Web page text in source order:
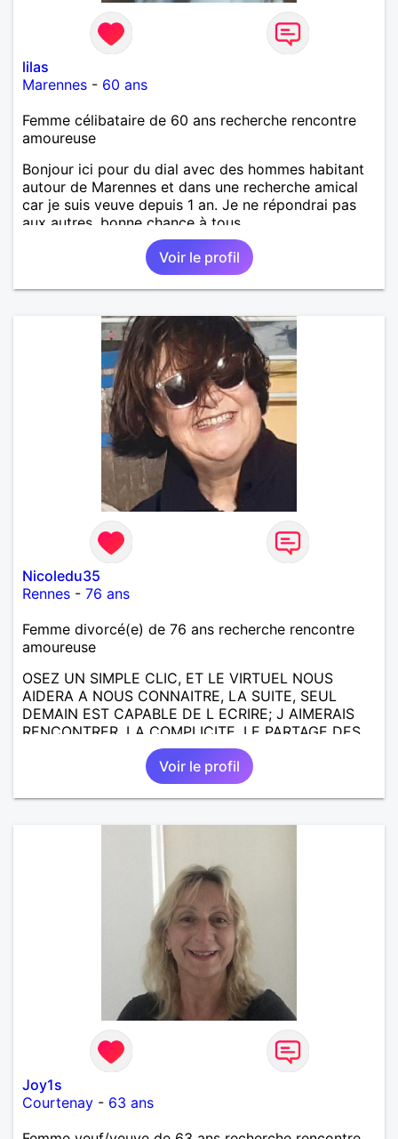
lilas
Marennes - 60 ans
Femme célibataire de 60 ans recherche rencontre
amoureuse
Bonjour ici pour du dial avec des hommes habitant
autour de Marennes et dans une recherche amical
car je suis veuve depuis 1 an. Je ne répondrai pas
aux autres, bonne chance à tous.
Voir le profil
Nicoledu35
Rennes - 76 ans
Femme divorcé(e) de 76 ans recherche rencontre
amoureuse
OSEZ UN SIMPLE CLIC, ET LE VIRTUEL NOUS
AIDERA A NOUS CONNAITRE, LA SUITE, SEUL
DEMAIN EST CAPABLE DE L ECRIRE; J AIMERAIS
RENCONTRER, LA COMPLICITE, LE PARTAGE DES
BELLES CHOSES DE LA VIE : BALADES, VOYAGES
EN FRANCE OU AILLEURS. ETRE A L ECOUTE DE L
AUTRE, ET LA VIE SERA PLUS BELLE
ENCORE.....................
Voir le profil
Joy1s
Courtenay - 63 ans